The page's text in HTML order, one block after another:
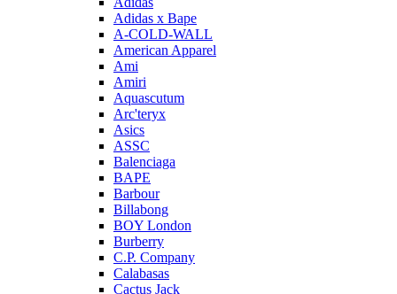
Adidas x Bape
A-COLD-WALL
American Apparel
Ami
Amiri
Aquascutum
Arc'teryx
Asics
ASSC
Balenciaga
BAPE
Barbour
Billabong
BOY London
Burberry
C.P. Company
Calabasas
Cactus Jack